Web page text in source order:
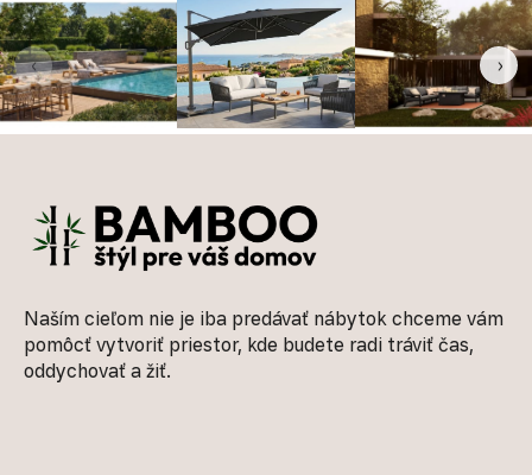
‹ ›
Naším cieľom nie je iba predávať nábytok chceme vám
pomôcť vytvoriť priestor, kde budete radi tráviť čas,
oddychovať a žiť.